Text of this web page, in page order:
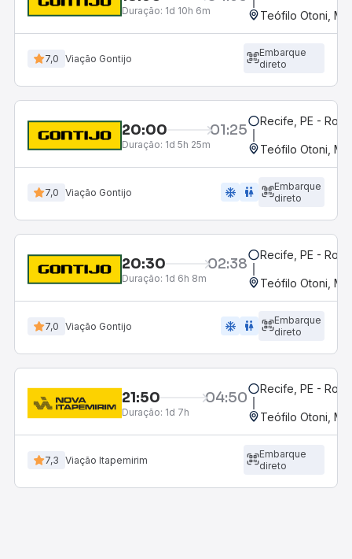
Duração: 1d 10h 6m Teófilo Otoni, MG
7,0 Viação Gontijo
Embarque
direto
20:00 01:25
Duração: 1d 5h 25m
Recife, PE -
Teófilo Otoni, MG
7,0 Viação Gontijo ac_unit wc
Embarque
direto
20:30 02:38
Duração: 1d 6h 8m
Recife, PE -
Teófilo Otoni, MG
7,0 Viação Gontijo ac_unit wc
Embarque
direto
21:50 04:50
Duração: 1d 7h
Recife, PE -
Teófilo Otoni, MG
7,3 Viação Itapemirim
Embarque
direto